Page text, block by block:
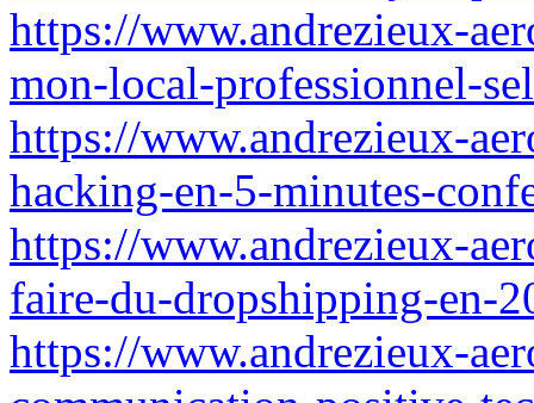
https://www.andrezieux-
mon-local-professionnel-
https://www.andrezieux-
hacking-en-5-minutes-
https://www.andrezieux-
faire-du-dropshipping-en-
https://www.andrezieux-